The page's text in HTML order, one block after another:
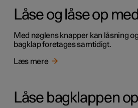
Låse og låse op
Med nøglens knapper kan låsning
bagklap foretages samtidigt.
Læs mere
Låse bagklappen